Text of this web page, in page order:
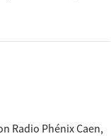
Radio Phénix Caen,